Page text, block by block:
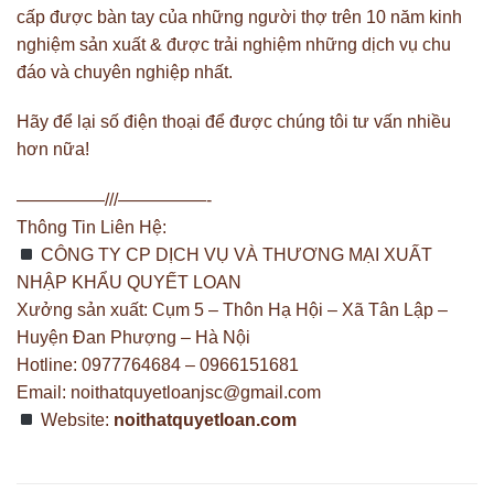
cấp được bàn tay của những người thợ trên 10 năm kinh
nghiệm sản xuất & được trải nghiệm những dịch vụ chu
đáo và chuyên nghiệp nhất.
Hãy để lại số điện thoại để được chúng tôi tư vấn nhiều
hơn nữa!
—————///—————-
Thông Tin Liên Hệ:
CÔNG TY CP DỊCH VỤ VÀ THƯƠNG MẠI XUẤT
NHẬP KHẨU QUYẾT LOAN
Xưởng sản xuất: Cụm 5 – Thôn Hạ Hội – Xã Tân Lập –
Huyện Đan Phượng – Hà Nội
Hotline: 0977764684 – 0966151681
Email: noithatquyetloanjsc@gmail.com
Website: noithatquyetloan.com